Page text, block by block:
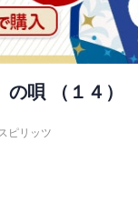
唄 （１４）
ピリッツ